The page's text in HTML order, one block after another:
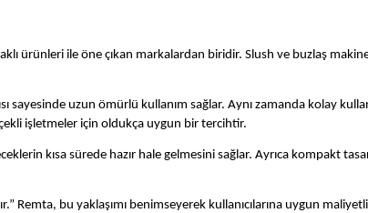
ürünleri ile öne çıkan markalardan biridir. Slush ve buzlaş
sayesinde uzun ömürlü kullanım sağlar. Aynı zamanda kolay
işletmeler için oldukça uygun bir tercihtir.
kısa sürede hazır hale gelmesini sağlar. Ayrıca kompakt
Remta, bu yaklaşımı benimseyerek kullanıcılarına uygun